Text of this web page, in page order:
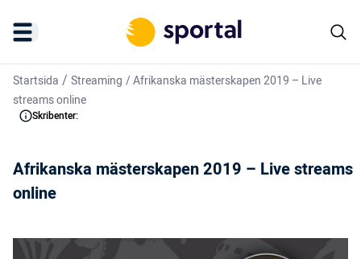
Startsida / Streaming /Afrikanska mästerskapen 2019 – Live
streams online
Skribenter:
Afrikanska mästerskapen 2019 – Live streams
online